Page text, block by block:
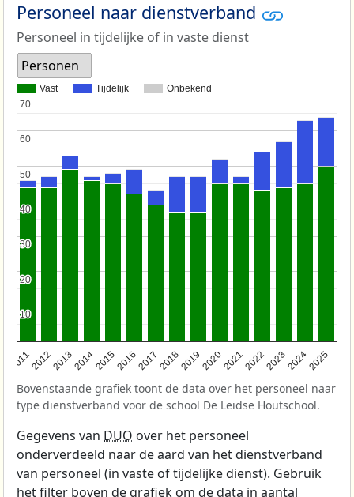
Personeel naar dienstverband
Personeel in tijdelijke of in vaste dienst
Personen
Vast Tijdelijk Onbekend
201120122013201420152016201720182019202020212022202320242025
10
10
20
20
30
30
40
40
50
50
60
60
70
70
Bovenstaande grafiek toont de data over het personeel naar
type dienstverband voor de school De Leidse Houtschool.
Gegevens van DUO over het personeel
onderverdeeld naar de aard van het dienstverband
van personeel (in vaste of tijdelijke dienst). Gebruik
het filter boven de grafiek om de data in aantal